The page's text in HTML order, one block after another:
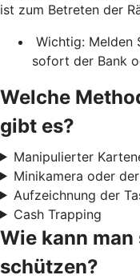
ist zum Betreten der
Wichtig: Melden
sofort der Bank
Welche
gibt es?
Manipulierter
Minikamera oder
Aufzeichnung der
Cash Trapping
Wie kann
schützen?